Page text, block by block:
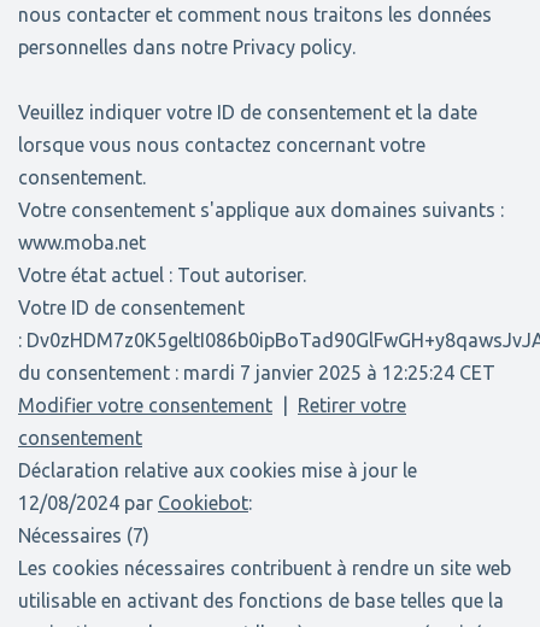
nous contacter et comment nous traitons les données
personnelles dans notre Privacy policy.
Veuillez indiquer votre ID de consentement et la date
lorsque vous nous contactez concernant votre
consentement.
Votre consentement s'applique aux domaines suivants :
www.moba.net
Votre état actuel : Tout autoriser.
Votre ID de consentement
:
du consentement : mardi 7 janvier 2025 à 12:25:24 CET
Modifier votre consentement
Retirer votre
consentement
Déclaration relative aux cookies mise à jour le
12/08/2024 par Cookiebot:
Nécessaires (7)
Les cookies nécessaires contribuent à rendre un site web
utilisable en activant des fonctions de base telles que la